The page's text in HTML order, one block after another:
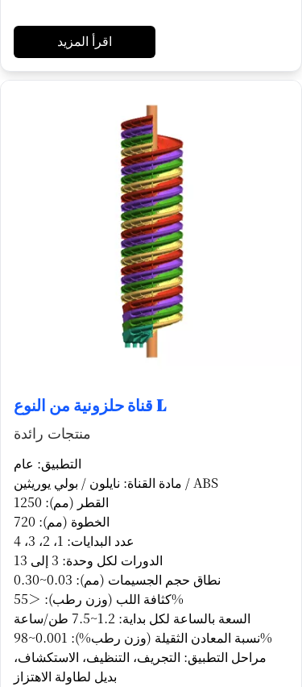
اقرأ المزيد
قناة حلزونية من النوع L
منتجات رائدة
التطبيق: عام
مادة القناة: نايلون / بولي يوريثين / ABS
القطر (مم): 1250
الخطوة (مم): 720
عدد البدايات: 1، 2، 3، 4
الدورات لكل وحدة: 3 إلى 13
نطاق حجم الجسيمات (مم): 0.03~0.30
كثافة اللب (وزن رطب): ＜55%
السعة بالساعة لكل بداية: 1.2~7.5 طن/ساعة
نسبة المعادن الثقيلة (وزن رطب%): 0.001~98%
مراحل التطبيق: التجريف، التنظيف، الاستكشاف،
بديل لطاولة الاهتزاز